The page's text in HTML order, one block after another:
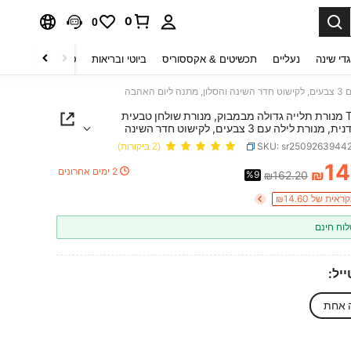
0
0
שינה נעליים תכשיטים & אקססוריס ביוטי ובריאות טקסטיל לבית
Teckwe מנורת תלייה גדולה מבמבוק, מנורת שולחן טבעית
קלועה ידנית, מנורת לילה עם 3 צבעים, לקישוט חדר השינה
מתנה ליום האהבה
SKU: (2 ביקורות)
PRICE AND ₪
₪162.20
%9 2 ימים אחרונים
של ₪14.60
חינם
אחת